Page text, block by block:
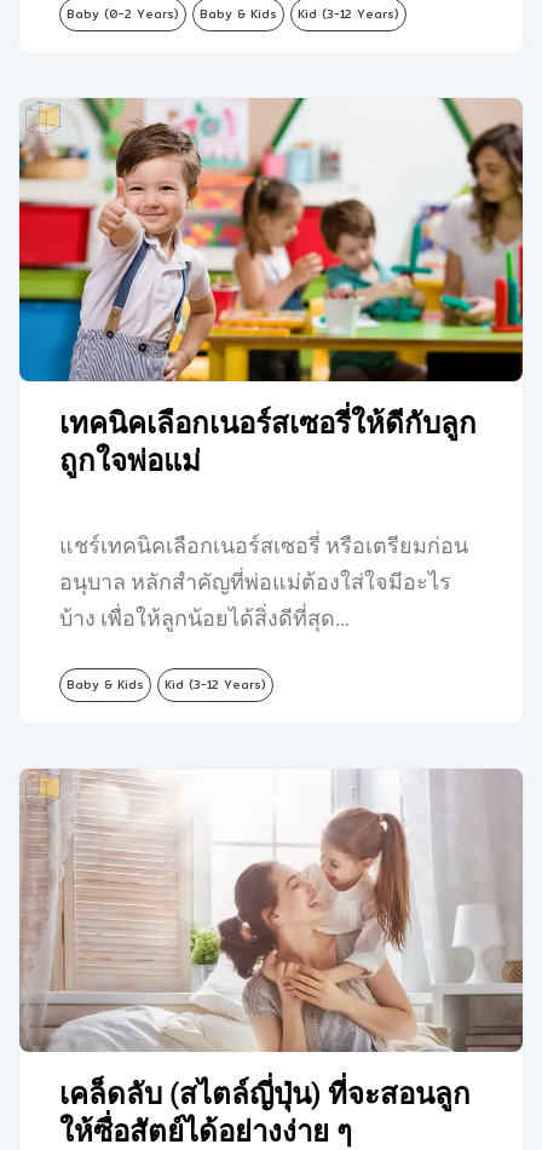
Baby (0-2 Years) Baby & Kids Kid (3-12 Years)
เทคนิคเลือกเนอร์สเซอรี่ให้ดีกับลูก
ถูกใจพ่อแม่
แชร์เทคนิคเลือกเนอร์สเซอรี่ หรือเตรียมก่อน
อนุบาล หลักสำคัญที่พ่อแม่ต้องใส่ใจมีอะไร
บ้าง เพื่อให้ลูกน้อยได้สิ่งดีที่สุด…
Baby & Kids Kid (3-12 Years)
เคล็ดลับ (สไตล์ญี่ปุ่น) ที่จะสอนลูก
ให้ซื่อสัตย์ได้อย่างง่าย ๆ